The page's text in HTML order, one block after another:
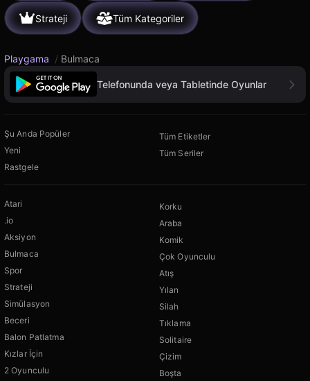
Strateji Tüm Kategoriler
Playgama / Bulmaca
Telefonunda veya Tabletinde Oyunlar
Şu Anda Popüler
Yeni
Rastgele
Tüm Etiketler
Tüm Seriler
Atari
.io
Aksiyon
Bulmaca
Spor
Strateji
Simülasyon
Beceri
Balon Patlatma
Kızlar İçin
2 Oyunculu
Korku
Araba
Komik
Çok Oyunculu
Atış
Yılan
Silah
Tıklama
Solitaire
Çizim
Boşta